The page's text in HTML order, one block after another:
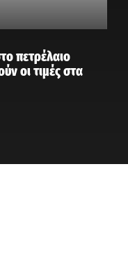
πετρέλαιο
οι τιμές στα